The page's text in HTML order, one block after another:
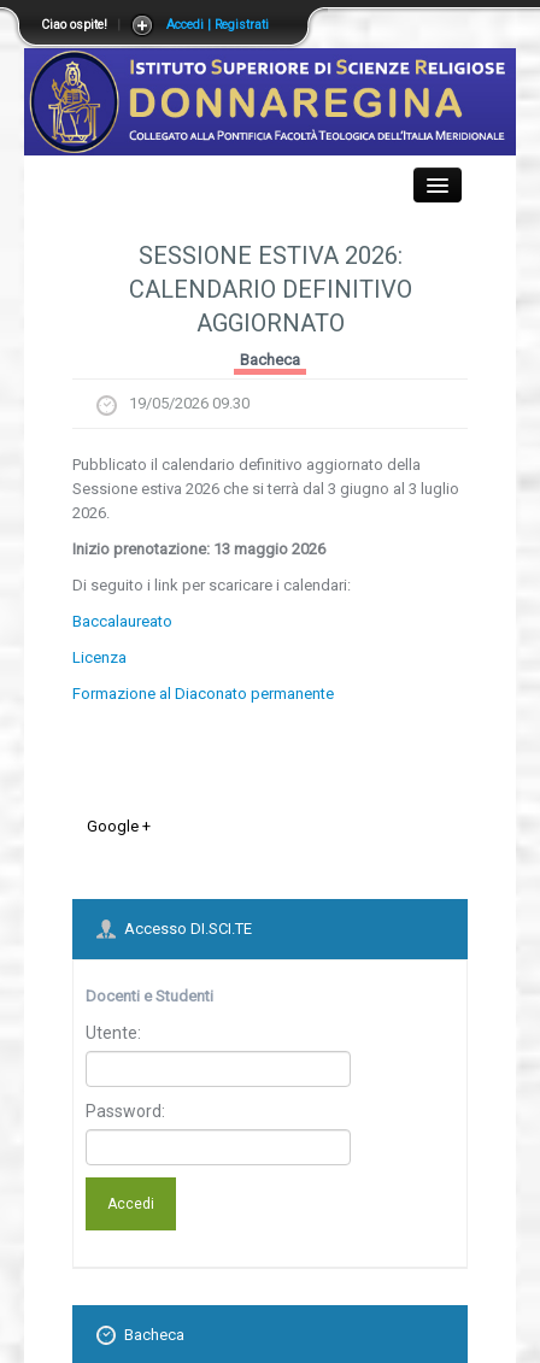
Ciao ospite! Accedi | Registrati
Segreteria
Pubblicazioni
Convenzioni
Contatti
SESSIONE ESTIVA 2026:
CALENDARIO DEFINITIVO
AGGIORNATO
Bacheca
19/05/2026 09.30
Pubblicato il calendario definitivo aggiornato della
Sessione estiva 2026 che si terrà dal 3 giugno al 3 luglio
2026.
Inizio prenotazione: 13 maggio 2026
Di seguito i link per scaricare i calendari:
Baccalaureato
Licenza
Formazione al Diaconato permanente
Google +
Accesso DI.SCI.TE
Docenti e Studenti
Utente:
Password:
Bacheca